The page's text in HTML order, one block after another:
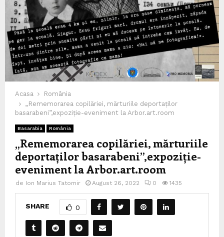
Acasa
România
„Rememorarea copilăriei, mărturiile deportaților
basarabeni”,expoziție-eveniment la Arbor.art.room
Basarabia România
„Rememorarea copilăriei, mărturiile
deportaților basarabeni”,expoziție-
eveniment la Arbor.art.room
de Ion Marius Tatomir August 26, 2022 0 1435
SHARE 0